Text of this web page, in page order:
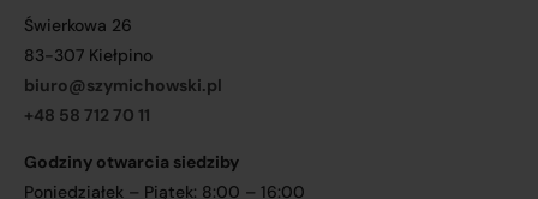
Świerkowa 26
83-307 Kiełpino
biuro@szymichowski.pl
+48 58 712 70 11
Godziny otwarcia siedziby
Poniedziałek – Piątek: 8:00 – 16:00